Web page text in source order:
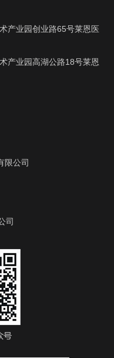
产业园创业路65号莱恩医
产业园高湖公路18号莱恩
限公司
司